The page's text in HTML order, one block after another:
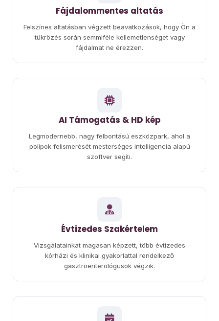
Fájdalommentes altatás
Felszínes altatásban végzett beavatkozások, hogy Ön a
tükrözés során semmiféle kellemetlenséget vagy
fájdalmat ne érezzen.
AI Támogatás & HD kép
Legmodernebb, nagy felbontású eszközpark, ahol a
polipok felismerését mesterséges intelligencia alapú
szoftver segíti.
Évtizedes Szakértelem
Vizsgálatainkat magasan képzett, több évtizedes
kórházi és klinikai gyakorlattal rendelkező
gasztroenterológusok végzik.